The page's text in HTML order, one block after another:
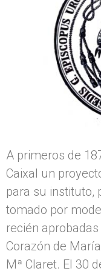
A primeros de
Caixal un
para su instituto,
tomado por
recién
Corazón de
Mª Claret. El 30